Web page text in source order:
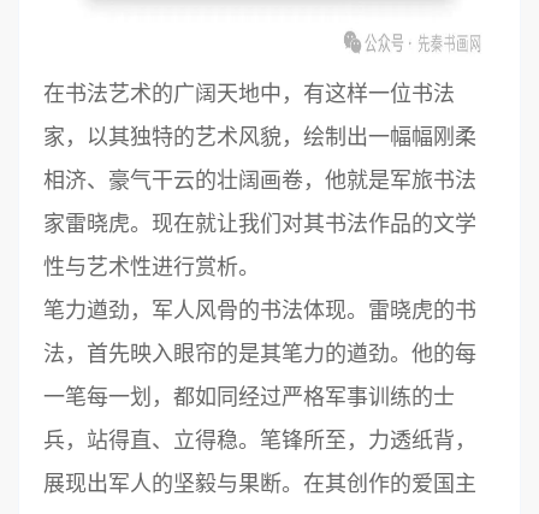
在书法艺术的广阔天地中，有这样一位书法
家，以其独特的艺术风貌，绘制出一幅幅刚柔
相济、豪气干云的壮阔画卷，他就是军旅书法
家雷晓虎。现在就让我们对其书法作品的文学
性与艺术性进行赏析。
笔力遒劲，军人风骨的书法体现。雷晓虎的书
法，首先映入眼帘的是其笔力的遒劲。他的每
一笔每一划，都如同经过严格军事训练的士
兵，站得直、立得稳。笔锋所至，力透纸背，
展现出军人的坚毅与果断。在其创作的爱国主